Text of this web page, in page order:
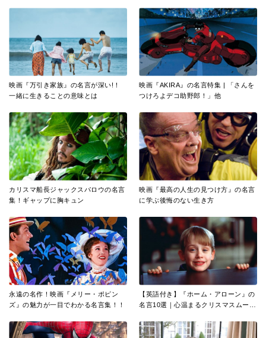
映画『万引き家族』の名言が深い!！
一緒に生きることの意味とは
映画『AKIRA』の名言特集 | 「さんを
つけろよデコ助野郎！」他
カリスマ船長ジャックスパロウの名言
集！ギャップに胸キュン
映画『最高の人生の見つけ方』の名言
に学ぶ後悔のない生き方
永遠の名作！映画『メリー・ポピン
ズ』の魅力が一目でわかる名言集！！
【英語付き】『ホーム・アローン』の
名言10選｜心温まるクリスマスムービ